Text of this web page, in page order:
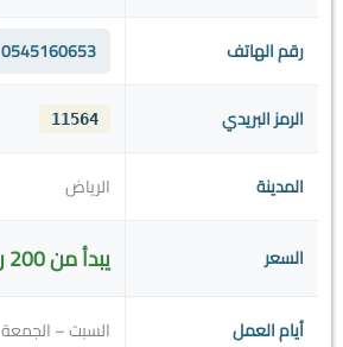
رقم الهاتف 0545160653
الرمز البريدي 11564
المدينة الرياض
السعر يبدأ من 200 ريال
أيام العمل السبت – الجمعة